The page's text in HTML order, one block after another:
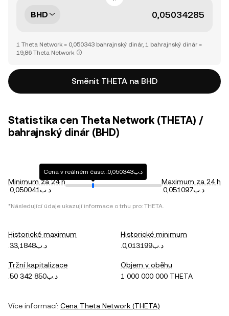
BHD
1 Theta Network = 0,050343 bahrajnský dinár, 1 bahrajnský dinár =
19,86 Theta Network
Směnit THETA na BHD
Statistika cen Theta Network (THETA) /
bahrajnský dinár (BHD)
Minimum za 24 h
.د.ب0,050041
Cena v reálném čase: .د.ب0,050343
Maximum za 24 h
.د.ب0,051097
*Následující údaje ukazují informace o trhu pro: THETA.
Historické maximum
.د.ب33,1848
Historické minimum
.د.ب0,013199
Tržní kapitalizace
.د.ب50 342 850
Objem v oběhu
1 000 000 000 THETA
Více informací: Cena Theta Network (THETA)